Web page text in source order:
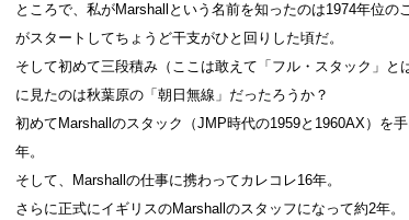
ところで、私がMarshallという名前を知ったのは1974年位の
がスタートしてちょうど干支がひと回りした頃だ。
そして初めて三段積み（ここは敢えて「フル・スタック」と
に見たのは秋葉原の「朝日無線」だったろうか？
初めてMarshallのスタック（JMP時代の1959と1960AX）を
年。
そして、Marshallの仕事に携わってカレコレ16年。
さらに正式にイギリスのMarshallのスタッフになって約2年。